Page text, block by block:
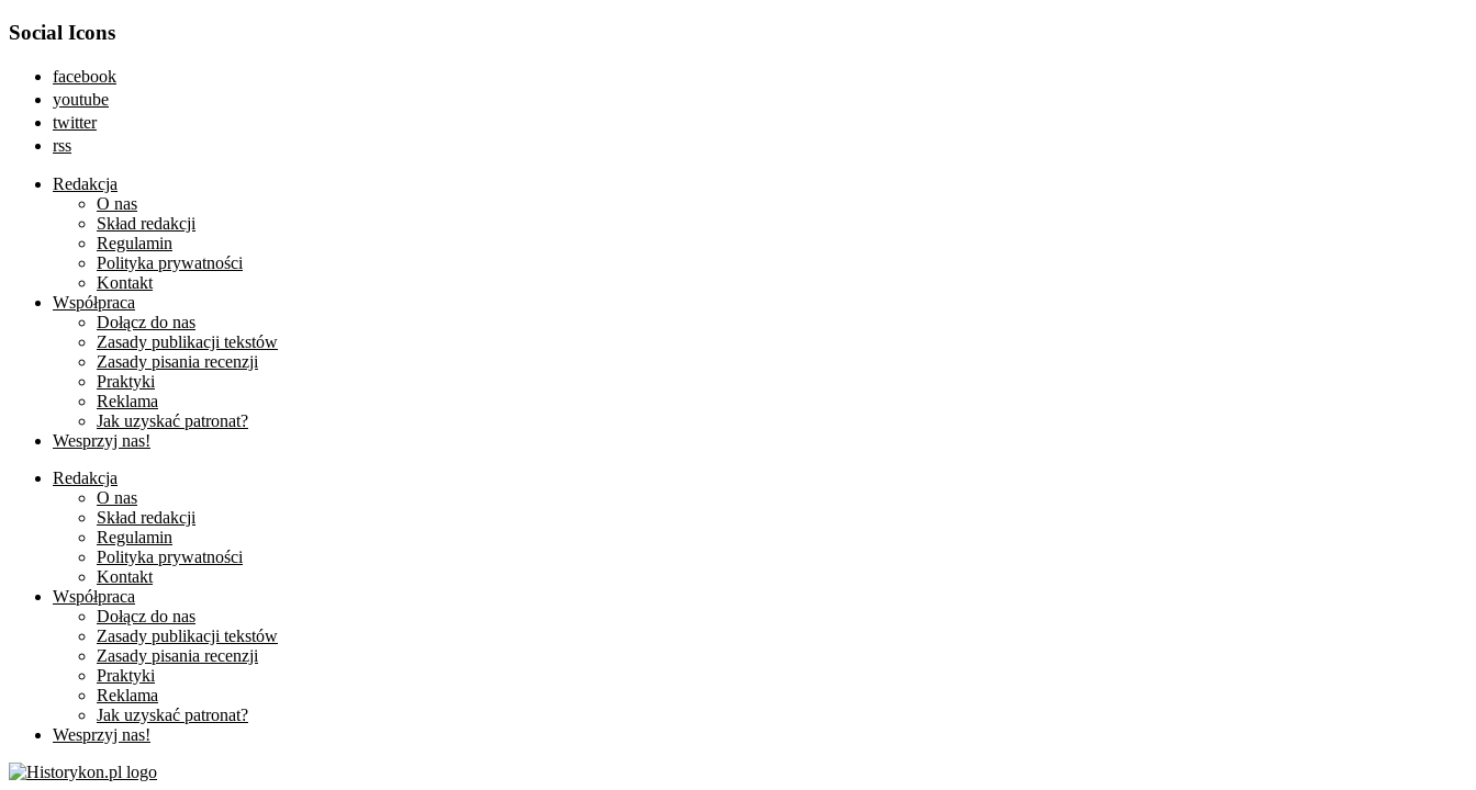
Social Icons
facebook
youtube
twitter
rss
Redakcja
O nas
Skład redakcji
Regulamin
Polityka prywatności
Kontakt
Współpraca
Dołącz do nas
Zasady publikacji tekstów
Zasady pisania recenzji
Praktyki
Reklama
Jak uzyskać patronat?
Wesprzyj nas!
Redakcja
O nas
Skład redakcji
Regulamin
Polityka prywatności
Kontakt
Współpraca
Dołącz do nas
Zasady publikacji tekstów
Zasady pisania recenzji
Praktyki
Reklama
Jak uzyskać patronat?
Wesprzyj nas!